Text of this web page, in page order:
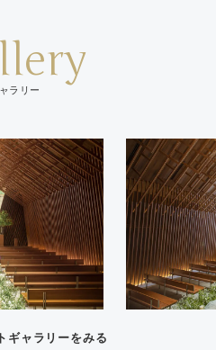
ラリー
ギャラリーをみる